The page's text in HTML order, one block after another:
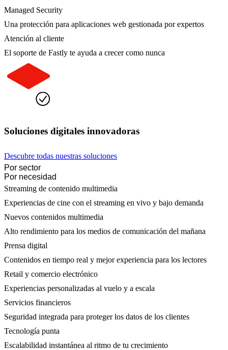
Managed Security
Una protección para aplicaciones web gestionada por expertos
Atención al cliente
El soporte de Fastly te ayuda a crecer como nunca
Soluciones digitales innovadoras
Descubre todas nuestras soluciones
Por sector
Por necesidad
Streaming de contenido multimedia
Experiencias de cine con el streaming en vivo y bajo demanda
Nuevos contenidos multimedia
Alto rendimiento para los medios de comunicación del mañana
Prensa digital
Contenidos en tiempo real y mejor experiencia para los lectores
Retail y comercio electrónico
Experiencias personalizadas al vuelo y a escala
Servicios financieros
Seguridad integrada para proteger los datos de los clientes
Tecnología punta
Escalabilidad instantánea al ritmo de tu crecimiento